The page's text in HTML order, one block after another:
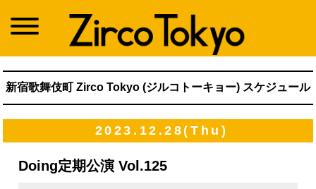
新宿歌舞伎町 Zirco Tokyo (ジルコトーキョー) スケジュール
2023.12.28(Thu)
Doing定期公演 Vol.125